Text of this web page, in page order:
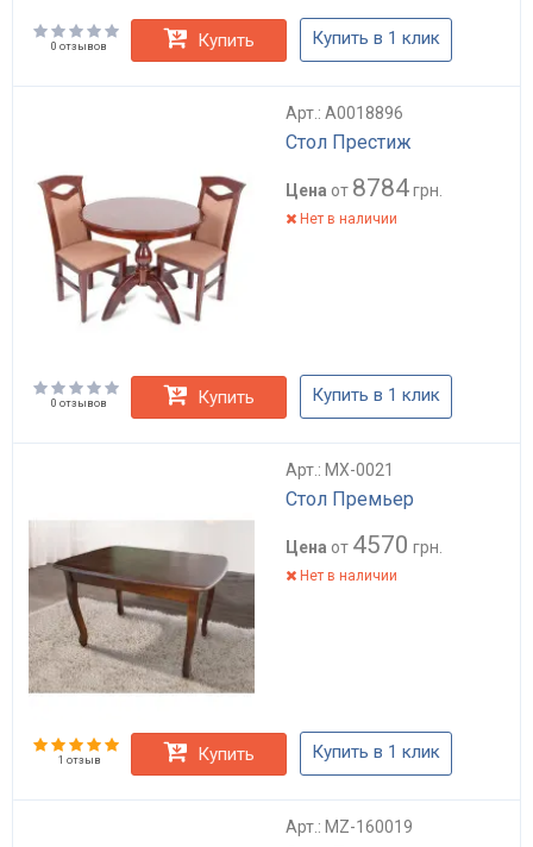
0 отзывов Купить Купить в 1 клик
Арт.: А0018896
Стол Престиж
Цена от 8784грн.
Нет в наличии
0 отзывов Купить Купить в 1 клик
Арт.: MX-0021
Стол Премьер
Цена от 4570 грн.
Нет в наличии
1 отзыв Купить Купить в 1 клик
Арт.: MZ-160019